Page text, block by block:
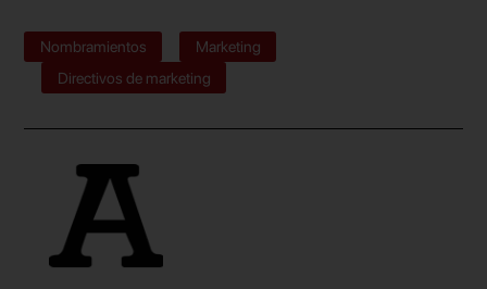
Nombramientos
Marketing
Directivos de marketing